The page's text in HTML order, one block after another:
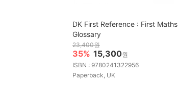
DK First Reference : First Maths
Glossary
23,400원
35% 15,300원
ISBN : 9780241322956
Paperback, UK